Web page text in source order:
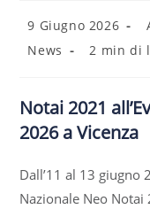
9 Giugno 2026
News
2 min di
Notai 2021
2026 a Vicenza
Dall’11 al 13 giugno
Nazionale Neo